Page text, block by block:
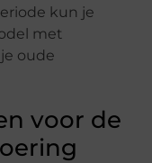
kun je
met
oude
voor de